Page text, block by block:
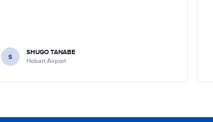
S SHUGO TANABE
Hobart Airport